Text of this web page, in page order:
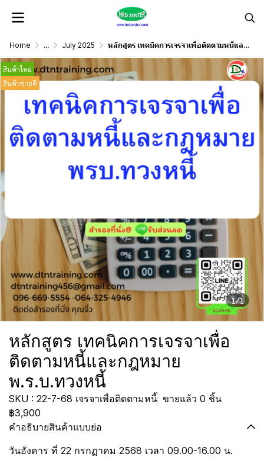
Home ... July 2025 หลักสูตร เทคนิคการเจรจาเพื่อติดตามหนี้และกฎหมาย พ.ร.บ.ทวงหนี้
1/1
สินค้าใหม่
สินค้าขายดี
หลักสูตร เทคนิคการเจรจาเพื่อ
ติดตามหนี้และกฎหมาย
พ.ร.บ.ทวงหนี้
SKU : 22-7-68 เจรจาเพื่อติดตามหนี้ ขายแล้ว 0 ชิ้น
฿3,900
คำอธิบายสินค้าแบบย่อ
วันอังคาร ที่ 22 กรกฏาคม 2568 เวลา 09.00-16.00 น.